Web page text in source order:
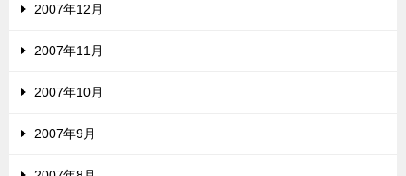
2007年12月
2007年11月
2007年10月
2007年9月